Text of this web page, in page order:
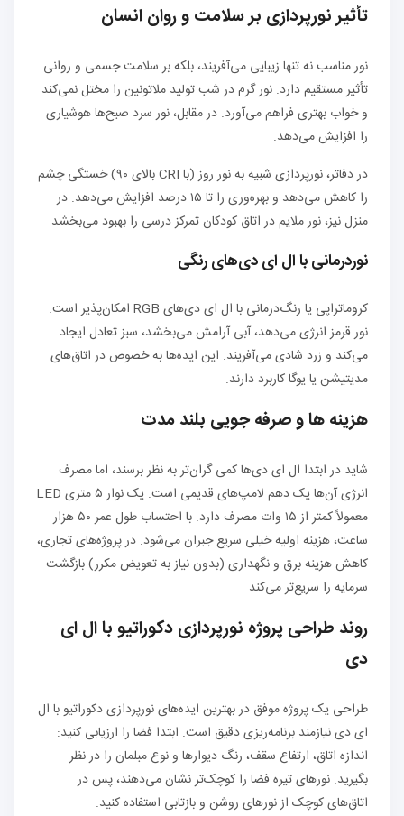
تأثیر نورپردازی بر سلامت و روان انسان
نور مناسب نه تنها زیبایی می‌آفریند، بلکه بر سلامت جسمی و روانی
تأثیر مستقیم دارد. نور گرم در شب تولید ملاتونین را مختل نمی‌کند
و خواب بهتری فراهم می‌آورد. در مقابل، نور سرد صبح‌ها هوشیاری
را افزایش می‌دهد.
در دفاتر، نورپردازی شبیه به نور روز (با CRI بالای ۹۰) خستگی چشم
را کاهش می‌دهد و بهره‌وری را تا ۱۵ درصد افزایش می‌دهد. در
منزل نیز، نور ملایم در اتاق کودکان تمرکز درسی را بهبود می‌بخشد.
نوردرمانی با ال ای دی‌های رنگی
کروماتراپی یا رنگ‌درمانی با ال ای دی‌های RGB امکان‌پذیر است.
نور قرمز انرژی می‌دهد، آبی آرامش می‌بخشد، سبز تعادل ایجاد
می‌کند و زرد شادی می‌آفریند. این ایده‌ها به خصوص در اتاق‌های
مدیتیشن یا یوگا کاربرد دارند.
هزینه‌ ها و صرفه‌ جویی بلند مدت
شاید در ابتدا ال ای دی‌ها کمی گران‌تر به نظر برسند، اما مصرف
انرژی آن‌ها یک دهم لامپ‌های قدیمی است. یک نوار ۵ متری LED
معمولاً کمتر از ۱۵ وات مصرف دارد. با احتساب طول عمر ۵۰ هزار
ساعت، هزینه اولیه خیلی سریع جبران می‌شود. در پروژه‌های تجاری،
کاهش هزینه برق و نگهداری (بدون نیاز به تعویض مکرر) بازگشت
سرمایه را سریع‌تر می‌کند.
روند طراحی پروژه نورپردازی دکوراتیو با ال ای
دی
طراحی یک پروژه موفق در بهترین ایده‌های نورپردازی دکوراتیو با ال
ای دی نیازمند برنامه‌ریزی دقیق است. ابتدا فضا را ارزیابی کنید:
اندازه اتاق، ارتفاع سقف، رنگ دیوارها و نوع مبلمان را در نظر
بگیرید. نورهای تیره فضا را کوچک‌تر نشان می‌دهند، پس در
اتاق‌های کوچک از نورهای روشن و بازتابی استفاده کنید.